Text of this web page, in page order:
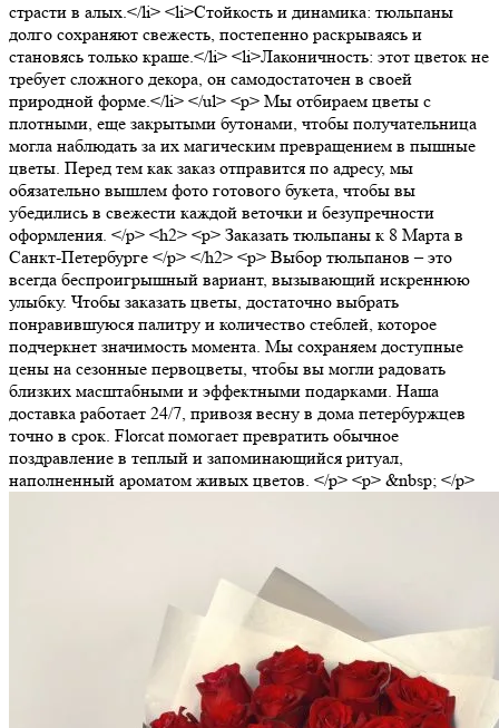
страсти в алых.</li> <li>Стойкость и динамика: тюльпаны
долго сохраняют свежесть, постепенно раскрываясь и
становясь только краше.</li> <li>Лаконичность: этот цветок не
требует сложного декора, он самодостаточен в своей
природной форме.</li> </ul> <p> Мы отбираем цветы с
плотными, еще закрытыми бутонами, чтобы получательница
могла наблюдать за их магическим превращением в пышные
цветы. Перед тем как заказ отправится по адресу, мы
обязательно вышлем фото готового букета, чтобы вы
убедились в свежести каждой веточки и безупречности
оформления. </p> <h2> <p> Заказать тюльпаны к 8 Марта в
Санкт-Петербурге </p> </h2> <p> Выбор тюльпанов – это
всегда беспроигрышный вариант, вызывающий искреннюю
улыбку. Чтобы заказать цветы, достаточно выбрать
понравившуюся палитру и количество стеблей, которое
подчеркнет значимость момента. Мы сохраняем доступные
цены на сезонные первоцветы, чтобы вы могли радовать
близких масштабными и эффектными подарками. Наша
доставка работает 24/7, привозя весну в дома петербуржцев
точно в срок. Florcat помогает превратить обычное
поздравление в теплый и запоминающийся ритуал,
наполненный ароматом живых цветов. </p> <p> &nbsp; </p>